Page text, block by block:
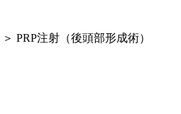
＞ PRP注射（後頭部形成術）